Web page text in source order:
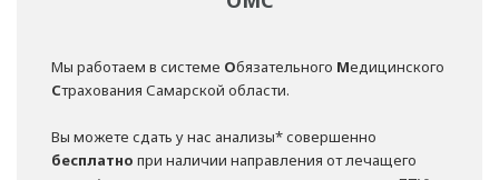
Мы работаем в системе Обязательного Медицинского
Страхования Самарской области.
Вы можете сдать у нас анализы* совершенно
бесплатно при наличии направления от лечащего